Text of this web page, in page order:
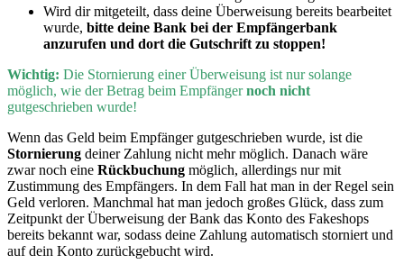
Wird dir mitgeteilt, dass deine Überweisung bereits bearbeitet
wurde, bitte deine Bank bei der Empfängerbank
anzurufen und dort die Gutschrift zu stoppen!
Wichtig: Die Stornierung einer Überweisung ist nur solange
möglich, wie der Betrag beim Empfängernoch nicht
gutgeschrieben wurde!
Wenn das Geld beim Empfänger gutgeschrieben wurde, ist die
Stornierung deiner Zahlung nicht mehr möglich. Danach wäre
zwar noch eine Rückbuchung möglich, allerdings nur mit
Zustimmung des Empfängers. In dem Fall hat man in der Regel sein
Geld verloren. Manchmal hat man jedoch großes Glück, dass zum
Zeitpunkt der Überweisung der Bank das Konto des Fakeshops
bereits bekannt war, sodass deine Zahlung automatisch storniert und
auf dein Konto zurückgebucht wird.